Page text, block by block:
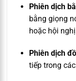
Phiên dịch
bằng giọng
hoặc hội
Phiên dịch
tiếp trong